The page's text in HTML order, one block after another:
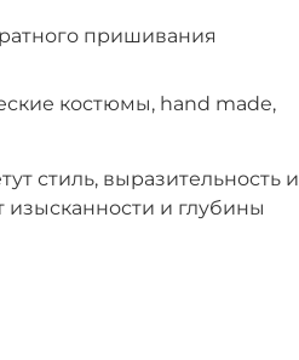
пришивания
костюмы, hand made,
стиль, выразительность и
и глубины